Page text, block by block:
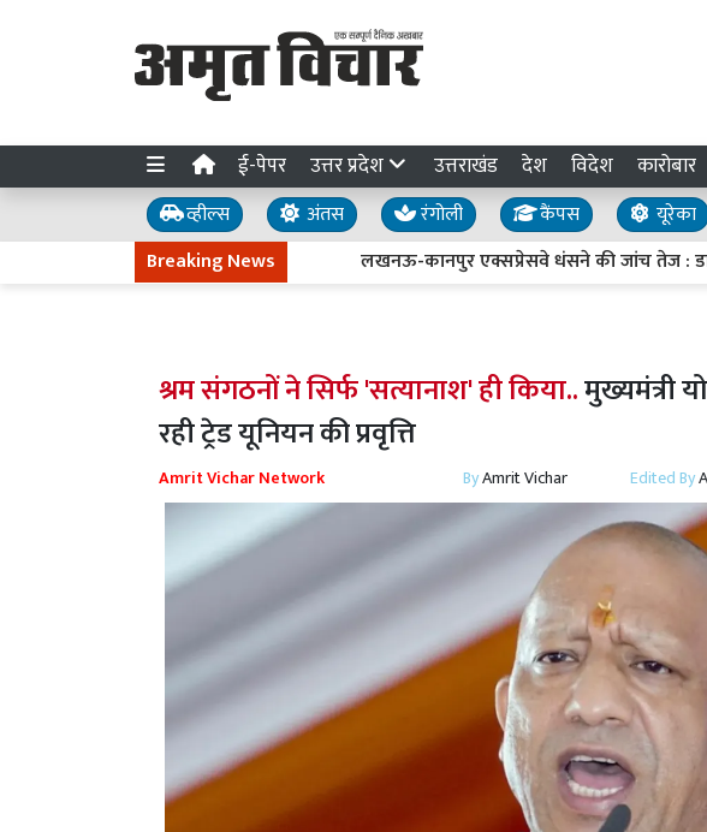
ई-पेपर उत्तर प्रदेश उत्तराखंड देश विदेश कारोबार
व्हील्स अंतस रंगोली कैंपस यूरेका
Breaking News
लखनऊ-कानपुर एक्सप्रेसवे धंसने की जांच तेज : डामर-
श्रम संगठनों ने सिर्फ 'सत्यानाश' ही किया..मुख्यमंत्री
रही ट्रेड यूनियन की प्रवृत्ति
Amrit Vichar Network ByAmrit Vichar Edited By